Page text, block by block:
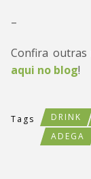
–
Confira outras
aqui no blog!
Tags DRINK
ADEGA